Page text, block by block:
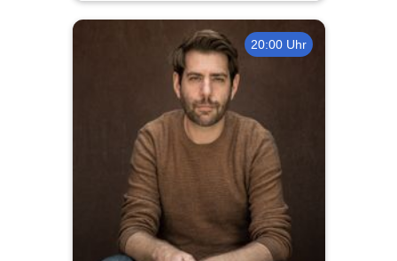
20:00 Uhr